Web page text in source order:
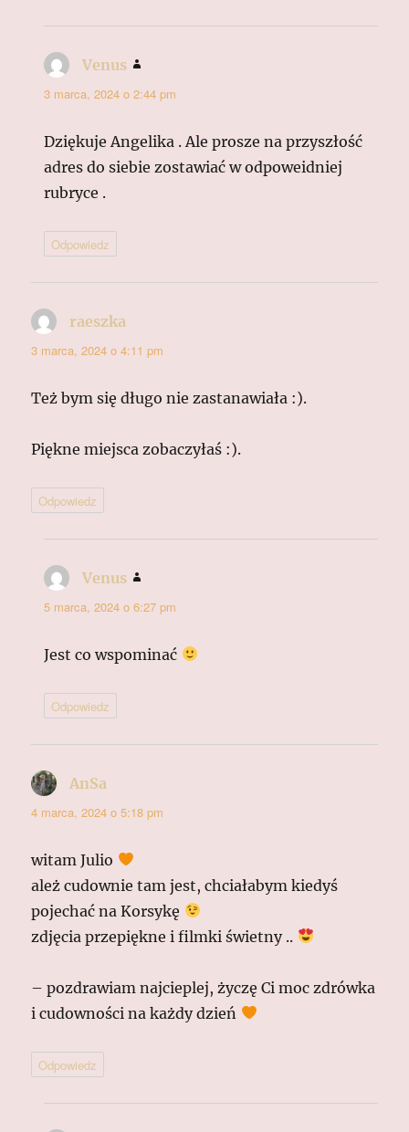
Venus
3 marca, 2024 o 2:44 pm
Dziękuje Angelika . Ale prosze na przyszłość
adres do siebie zostawiać w odpoweidniej
rubryce .
Odpowiedz
raeszka
3 marca, 2024 o 4:11 pm
Też bym się długo nie zastanawiała :).
Piękne miejsca zobaczyłaś :).
Odpowiedz
Venus
5 marca, 2024 o 6:27 pm
Jest co wspominać
Odpowiedz
AnSa
4 marca, 2024 o 5:18 pm
witam Julio
ależ cudownie tam jest, chciałabym kiedyś
pojechać na Korsykę
zdjęcia przepiękne i filmki świetny ..
– pozdrawiam najcieplej, życzę Ci moc zdrówka
i cudowności na każdy dzień
Odpowiedz